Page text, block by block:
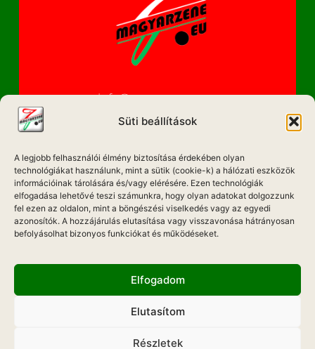
Süti beállítások
A legjobb felhasználói élmény biztosítása érdekében olyan
technológiákat használunk, mint a sütik (cookie-k) a hálózati eszközök
információinak tárolására és/vagy elérésére. Ezen technológiák
elfogadása lehetővé teszi számunkra, hogy olyan adatokat dolgozzunk
fel ezen az oldalon, mint a böngészési viselkedés vagy az egyedi
azonosítók. A hozzájárulás elutasítása vagy visszavonása hátrányosan
befolyásolhat bizonyos funkciókat és működéseket.
Elfogadom
Elutasítom
Részletek
info@magyarzene.eu
IMPRESSZUM
ETIKAI KÓDEX
MÉDIA AJÁNLAT
ADATKEZELÉSI NYILATKOZAT
Hadd Szóljon!
Weboldal Készítés: ONMEDIAWEB